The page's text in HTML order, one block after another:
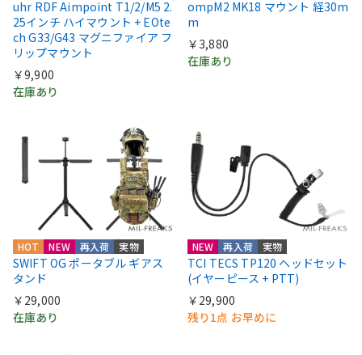
uhr RDF Aimpoint T1/2/M5 2.
25インチ ハイマウント + EOte
ch G33/G43 マグニファイア フ
リップマウント
￥9,900
在庫あり
ompM2 MK18 マウント 経30m
m
￥3,880
在庫あり
HOT NEW 再入荷 実物
SWIFT OG ポータブル ギアス
タンド
￥29,000
在庫あり
NEW 再入荷 実物
TCI TECS TP120 ヘッドセット
(イヤーピース + PTT)
￥29,900
残り1点 お早めに